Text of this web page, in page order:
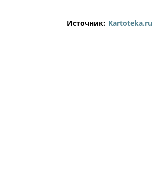
Источник: Kartoteka.ru